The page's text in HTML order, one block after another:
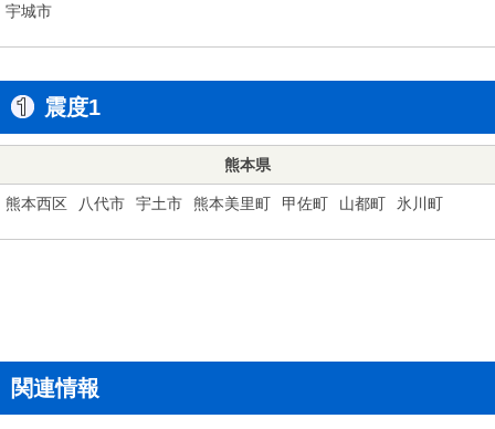
宇城市
震度1
熊本県
熊本西区 八代市 宇土市 熊本美里町 甲佐町 山都町 氷川町
関連情報